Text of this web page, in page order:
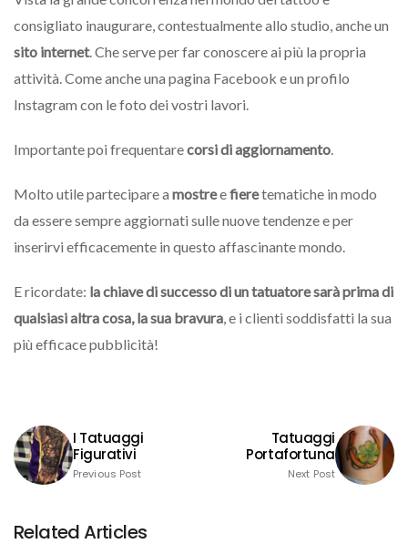
consigliato inaugurare, contestualmente allo studio, anche un
sito internet. Che serve per far conoscere ai più la propria
attività. Come anche una pagina Facebook e un profilo
Instagram con le foto dei vostri lavori.
Importante poi frequentarecorsi di aggiornamento.
Molto utile partecipare a mostreefieretematiche in modo
da essere sempre aggiornati sulle nuove tendenze e per
inserirvi efficacemente in questo affascinante mondo.
E ricordate: la chiave di successo di un tatuatore sarà prima di
qualsiasi altra cosa, la sua bravura, e i clienti soddisfatti la sua
più efficace pubblicità!
I Tatuaggi
Figurativi
Previous Post
Tatuaggi
Portafortuna
Next Post
Related Articles